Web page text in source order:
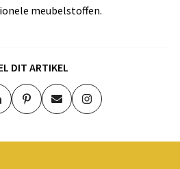
meubelstoffen.
DIT ARTIKEL